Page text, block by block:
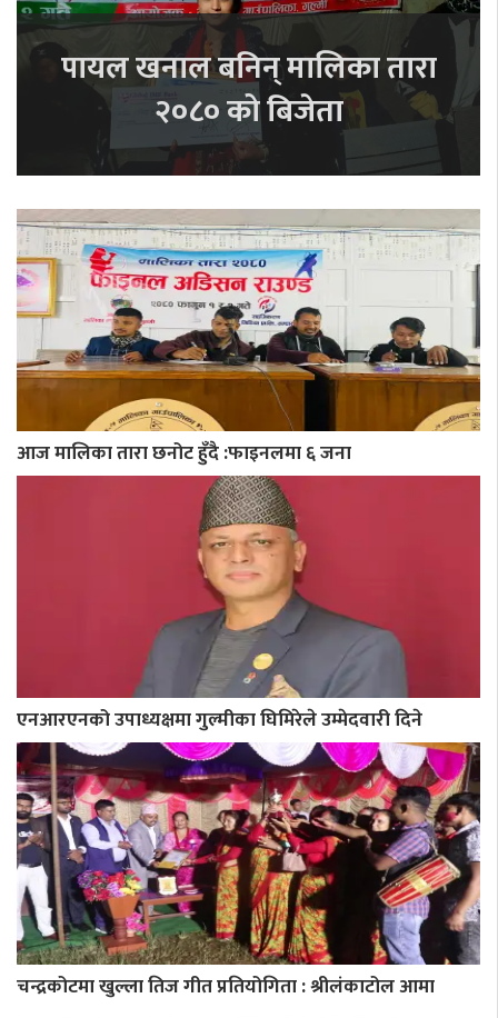
पायल खनाल बनिन् मालिका तारा
२०८० को बिजेता
आज मालिका तारा छनोट हुँदै :फाइनलमा ६ जना
एनआरएनको उपाध्यक्षमा गुल्मीका घिमिरेले उम्मेदवारी दिने
चन्द्रकोटमा खुल्ला तिज गीत प्रतियोगिता : श्रीलंकाटोल आमा